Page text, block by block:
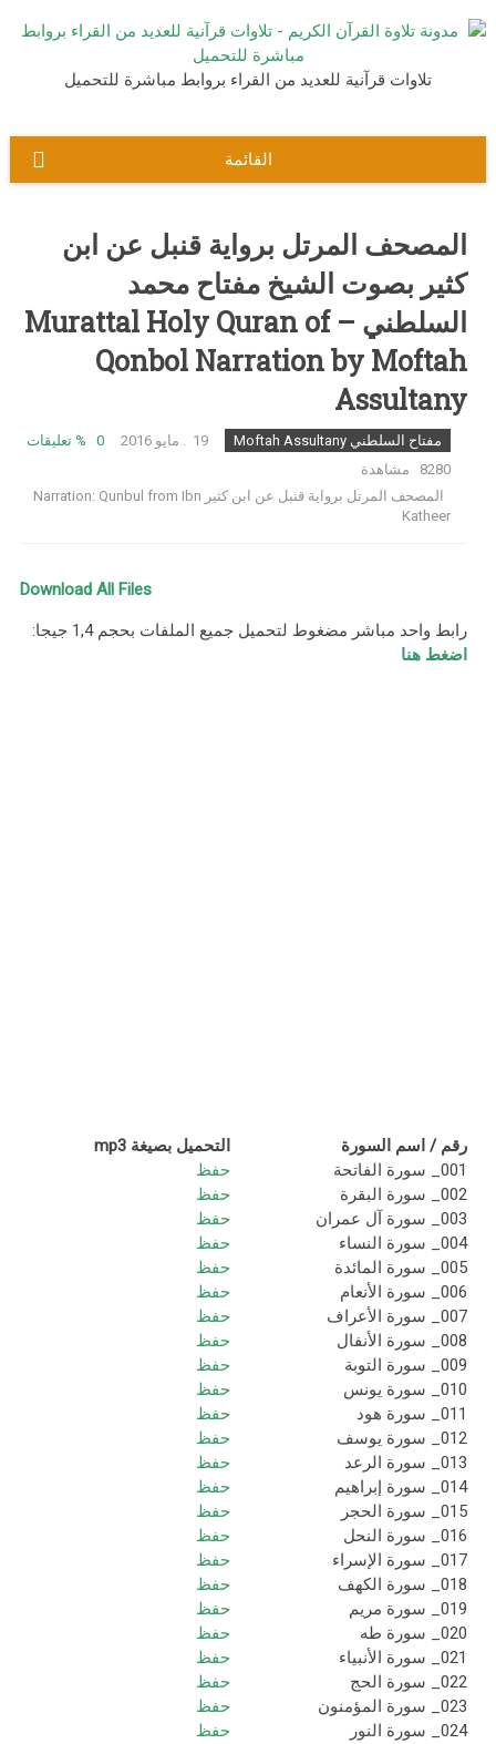
إلى
تلاوات قرآنية للعديد من القراء بروابط مباشرة للتحميل
القائمة
المصحف المرتل برواية قنبل عن ابن
كثير بصوت الشيخ مفتاح محمد
السلطني – Murattal Holy Quran of
Qonbol Narration by Moftah
Assultany
مفتاح السلطني Moftah Assultany 19. مايو 2016 0
% تعليقات
8280 مشاهدة
المصحف المرتل برواية قنبل عن ابن كثير Narration: Qunbul from Ibn
Katheer
Download All Files
رابط واحد مباشر مضغوط لتحميل جميع الملفات بحجم 1,4 جيجا:
اضغط هنا
رقم / اسم السورة
التحميل بصيغة mp3
001_ سورة الفاتحة
حفظ
002_ سورة البقرة
حفظ
003_ سورة آل عمران
حفظ
004_ سورة النساء
حفظ
005_ سورة المائدة
حفظ
006_ سورة الأنعام
حفظ
007_ سورة الأعراف
حفظ
008_ سورة الأنفال
حفظ
009_ سورة التوبة
حفظ
010_ سورة يونس
حفظ
011_ سورة هود
حفظ
012_ سورة يوسف
حفظ
013_ سورة الرعد
حفظ
014_ سورة إبراهيم
حفظ
015_ سورة الحجر
حفظ
016_ سورة النحل
حفظ
017_ سورة الإسراء
حفظ
018_ سورة الكهف
حفظ
019_ سورة مريم
حفظ
020_ سورة طه
حفظ
021_ سورة الأنبياء
حفظ
022_ سورة الحج
حفظ
023_ سورة المؤمنون
حفظ
024_ سورة النور
حفظ